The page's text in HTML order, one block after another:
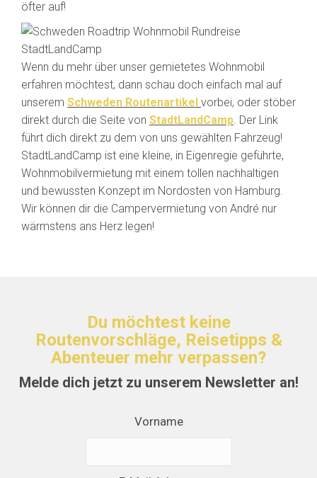
öfter auf!
Wenn du mehr über unser gemietetes Wohnmobil
erfahren möchtest, dann schau doch einfach mal auf
unserem Schweden Routenartikel vorbei, oder stöber
direkt durch die Seite von StadtLandCamp. Der Link
führt dich direkt zu dem von uns gewählten Fahrzeug!
StadtLandCamp ist eine kleine, in Eigenregie geführte,
Wohnmobilvermietung mit einem tollen nachhaltigen
und bewussten Konzept im Nordosten von Hamburg.
Wir können dir die Campervermietung von André nur
wärmstens ans Herz legen!
Du möchtest keine
Routenvorschläge, Reisetipps &
Abenteuer mehr verpassen?
Melde dich jetzt zu unserem Newsletter an!
Vorname